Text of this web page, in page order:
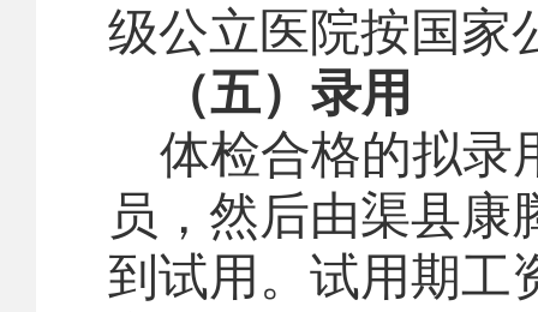
级公立医院按国家
（五）录用
体检合格的拟录
员，然后由渠县康
到试用。试用期工